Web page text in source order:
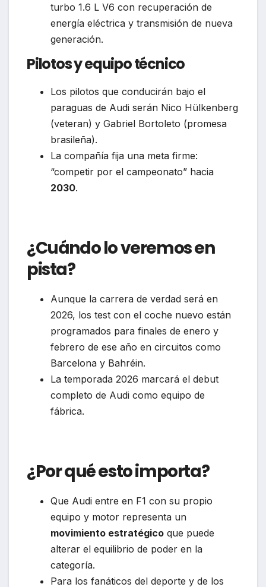
turbo 1.6 L V6 con recuperación de
energía eléctrica y transmisión de nueva
generación.
Pilotos y equipo técnico
Los pilotos que conducirán bajo el
paraguas de Audi serán Nico Hülkenberg
(vet­eran) y Gabriel Bortoleto (promesa
brasileña).
La compañía fija una meta firme:
“competir por el campeonato” hacia
2030.
¿Cuándo lo veremos en
pista?
Aunque la carrera de verdad será en
2026, los test con el coche nuevo están
programados para finales de enero y
febrero de ese año en circuitos como
Barcelona y Bahréin.
La temporada 2026 marcará el debut
completo de Audi como equipo de
fábrica.
¿Por qué esto importa?
Que Audi entre en F1 con su propio
equipo y motor representa un
movimiento estratégico que puede
alterar el equilibrio de poder en la
categoría.
Para los fanáticos del deporte y de los